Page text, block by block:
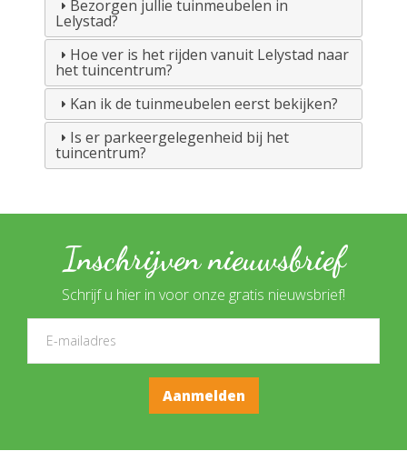
Bezorgen jullie tuinmeubelen in
Lelystad?
Hoe ver is het rijden vanuit Lelystad naar
het tuincentrum?
Kan ik de tuinmeubelen eerst bekijken?
Is er parkeergelegenheid bij het
tuincentrum?
Inschrijven nieuwsbrief
Schrijf u hier in voor onze gratis nieuwsbrief!